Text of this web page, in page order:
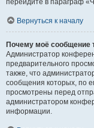
перейдите в параграф
Вернуться к началу
Почему моё сообщение
Администратор
предварительного
также, что
сообщения которых, по
просмотрены перед
администратором
информации.